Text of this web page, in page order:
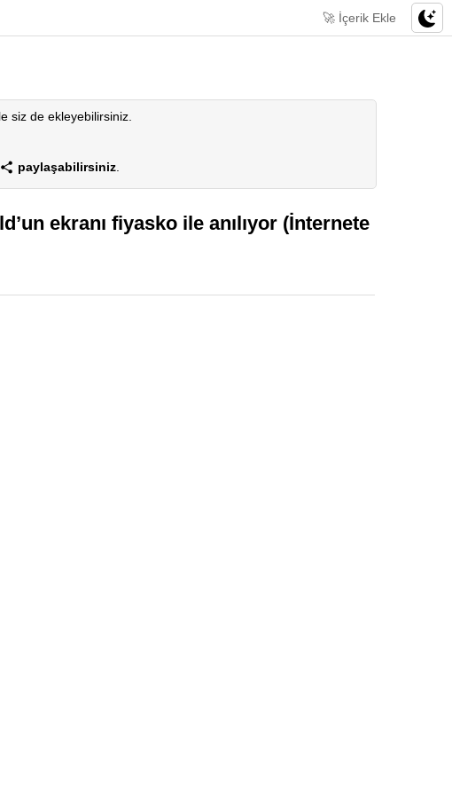
🚀 İçerik Ekle
siz de ekleyebilirsiniz.
paylaşabilirsiniz
ekranı fiyasko ile anılıyor (İnternete